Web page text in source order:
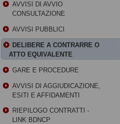
AVVISI DI AVVIO
CONSULTAZIONE
AVVISI PUBBLICI
DELIBERE A CONTRARRE O
ATTO EQUIVALENTE
GARE E PROCEDURE
AVVISI DI AGGIUDICAZIONE,
ESITI E AFFIDAMENTI
RIEPILOGO CONTRATTI -
LINK BDNCP